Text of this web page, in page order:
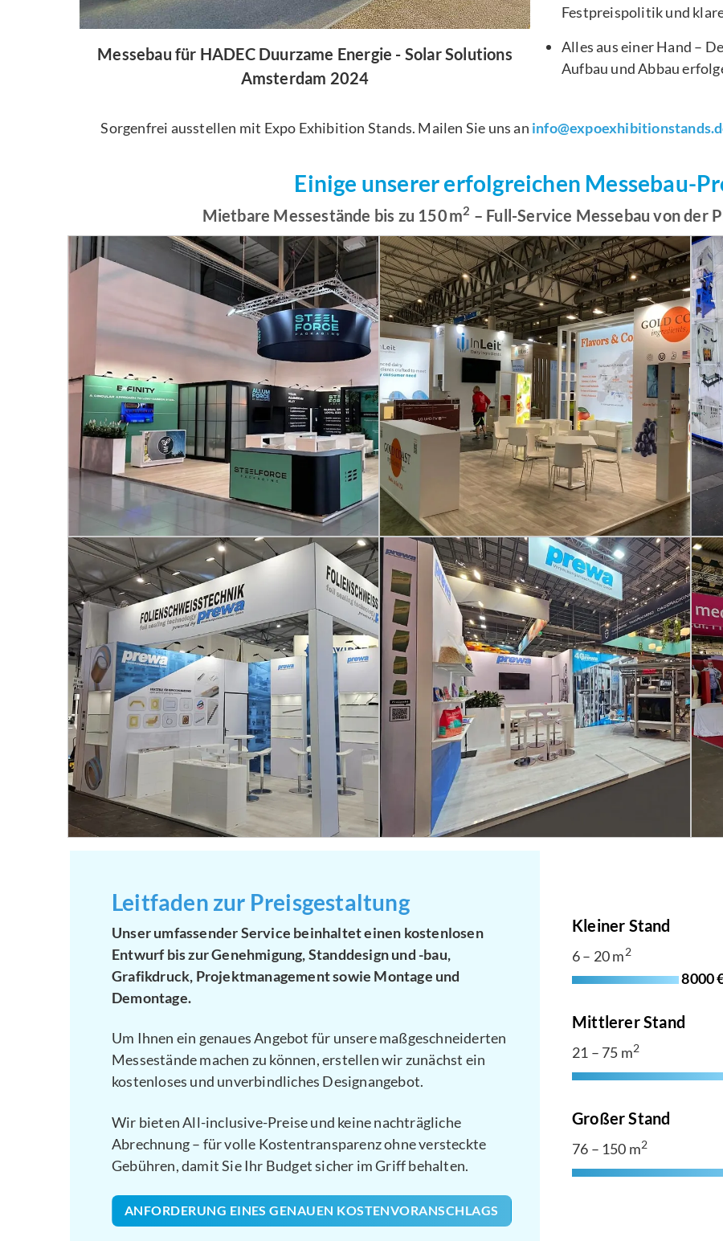
Messebau für HADEC Duurzame Energie - Solar Solutions
Amsterdam 2024
Festpreispolitik und
Alles aus einer Hand –
Aufbau und Abbau
Sorgenfrei ausstellen mit Expo Exhibition Stands. Mailen Sie uns an
Einige unserer erfolgreichen Messebau-
Mietbare Messestände bis zu 150 m2 – Full-Service Messebau von der
Leitfaden zur Preisgestaltung
Unser umfassender Service beinhaltet einen kostenlosen
Entwurf bis zur Genehmigung, Standdesign und -bau,
Grafikdruck, Projektmanagement sowie Montage und
Demontage.
Um Ihnen ein genaues Angebot für unsere maßgeschneiderten
Messestände machen zu können, erstellen wir zunächst ein
kostenloses und unverbindliches Designangebot.
Wir bieten All-inclusive-Preise und keine nachträgliche
Abrechnung – für volle Kostentransparenz ohne versteckte
Gebühren, damit Sie Ihr Budget sicher im Griff behalten.
ANFORDERUNG EINES GENAUEN KOSTENVORANSCHLAGS
Kleiner Stand
6 – 20 m2
8000
Mittlerer Stand
21 – 75 m2
Großer Stand
76 – 150 m2